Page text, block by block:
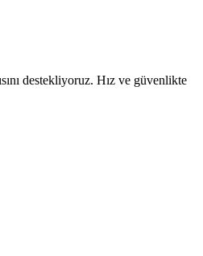
destekliyoruz. Hız ve güvenlikte